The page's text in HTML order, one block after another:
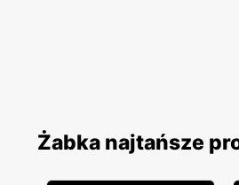
Żabka najtańsze